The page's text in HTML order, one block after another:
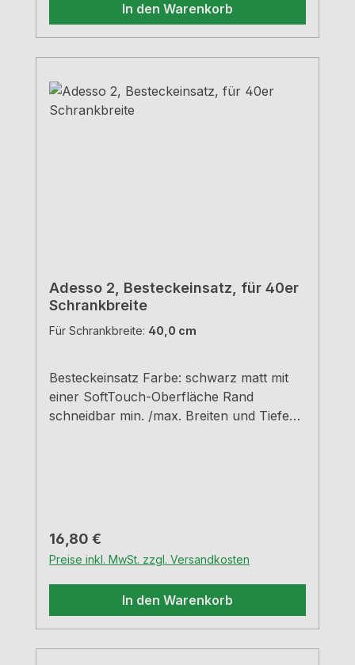
In den Warenkorb
Adesso 2, Besteckeinsatz, für 40er
Schrankbreite
Für Schrankbreite: 40,0 cm
Besteckeinsatz Farbe: schwarz matt mit
einer SoftTouch-Oberfläche Rand
schneidbar min. /max. Breiten und Tiefen
Regulärer Preis:
16,80 €
Preise inkl. MwSt. zzgl. Versandkosten
In den Warenkorb